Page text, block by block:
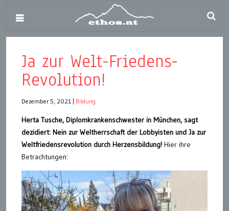
Ja zur Welt-Friedens-
Revolution!
Dezember 5, 2021 Bildung
Herta Tusche, Diplomkrankenschwester in München, sagt
dezidiert: Nein zur Weltherrschaft der Lobbyisten und Ja zur
Weltfriedensrevolution durch Herzensbildung! Hier ihre
Betrachtungen: